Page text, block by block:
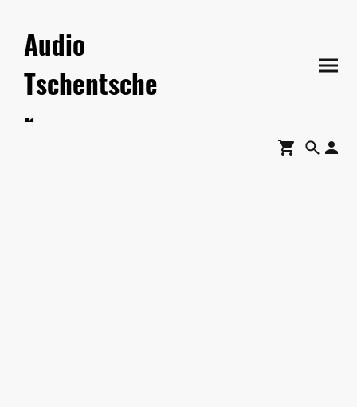
Audio
Tschentsche
r